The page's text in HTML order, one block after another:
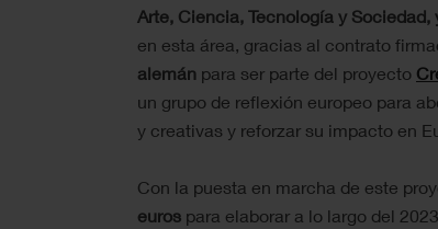
Arte, Ciencia, Tecnología y
en esta área, gracias al contrato
alemán para ser parte del proyecto
un grupo de reflexión europeo para
y creativas y reforzar su impacto en
Con la puesta en marcha de este
euros para elaborar a lo largo del